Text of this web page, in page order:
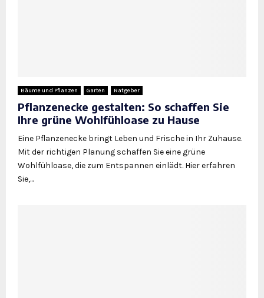
Bäume und Pflanzen Garten Ratgeber
Pflanzenecke gestalten: So schaffen Sie
Ihre grüne Wohlfühloase zu Hause
Eine Pflanzenecke bringt Leben und Frische in Ihr Zuhause.
Mit der richtigen Planung schaffen Sie eine grüne
Wohlfühloase, die zum Entspannen einlädt. Hier erfahren
Sie,...